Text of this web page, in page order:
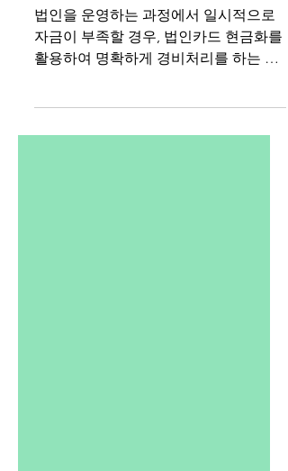
처리하는 방법
법인을 운영하는 과정에서 일시적으로
자금이 부족할 경우, 법인카드 현금화를
법을 소개합니다. 개인카드를 활용하여
자금으로 활용할 경우는 복잡한 회계처